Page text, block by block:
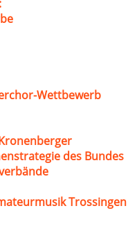
Wettbewerb
des Bundes
Trossingen